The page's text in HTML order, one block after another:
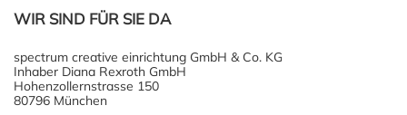
WIR SIND FÜR SIE DA
spectrum creative einrichtung GmbH & Co. KG
Inhaber Diana Rexroth GmbH
Hohenzollernstrasse 150
80796 München